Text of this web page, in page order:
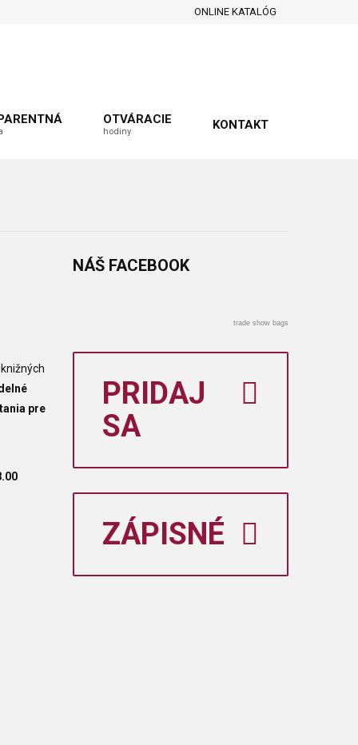
ONLINE KATALÓG
OTVÁRACIE
hodiny KONTAKT
pre
NÁŠ FACEBOOK
trade show bags
PRIDAJ
SA
ZÁPISNÉ